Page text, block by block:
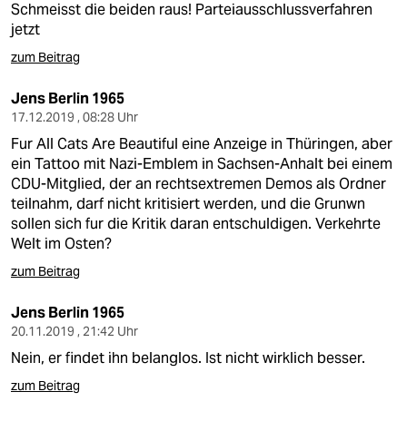
Schmeisst die beiden raus! Parteiausschlussverfahren
jetzt
zum Beitrag
Jens Berlin 1965
17.12.2019 , 08:28 Uhr
Fur All Cats Are Beautiful eine Anzeige in Thüringen, aber
ein Tattoo mit Nazi-Emblem in Sachsen-Anhalt bei einem
CDU-Mitglied, der an rechtsextremen Demos als Ordner
teilnahm, darf nicht kritisiert werden, und die Grunwn
sollen sich fur die Kritik daran entschuldigen. Verkehrte
Welt im Osten?
zum Beitrag
Jens Berlin 1965
20.11.2019 , 21:42 Uhr
Nein, er findet ihn belanglos. Ist nicht wirklich besser.
zum Beitrag